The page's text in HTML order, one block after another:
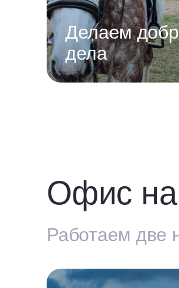
Делаем
дела
Офис на
Работаем две